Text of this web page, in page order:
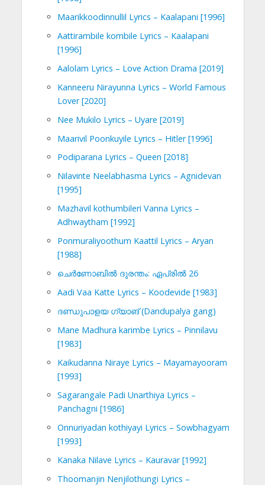
Maarikkoodinnullil Lyrics – Kaalapani [1996]
Aattirambile kombile Lyrics – Kaalapani
[1996]
Aalolam Lyrics – Love Action Drama [2019]
Kanneeru Nirayunna Lyrics – World Famous
Lover [2020]
Nee Mukilo Lyrics – Uyare [2019]
Maarivil Poonkuyile Lyrics – Hitler [1996]
Podiparana Lyrics – Queen [2018]
Nilavinte Neelabhasma Lyrics – Agnidevan
[1995]
Mazhavil kothumbileri Vanna Lyrics –
Adhwaytham [1992]
Ponmuraliyoothum Kaattil Lyrics – Aryan
[1988]
ചെര്‍ണോബില്‍ ദുരന്തം: ഏപ്രില്‍ 26
Aadi Vaa Katte Lyrics – Koodevide [1983]
ദണ്ഡുപാളയ ഗ്യാങ് (Dandupalya gang)
Mane Madhura karimbe Lyrics – Pinnilavu
[1983]
Kaikudanna Niraye Lyrics – Mayamayooram
[1993]
Sagarangale Padi Unarthiya Lyrics –
Panchagni [1986]
Onnuriyadan kothiyayi Lyrics – Sowbhagyam
[1993]
Kanaka Nilave Lyrics – Kauravar [1992]
Thoomanjin Nenjilothungi Lyrics –